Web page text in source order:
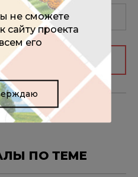
ПО ТЕМЕ
не сможете
сайту проекта
его